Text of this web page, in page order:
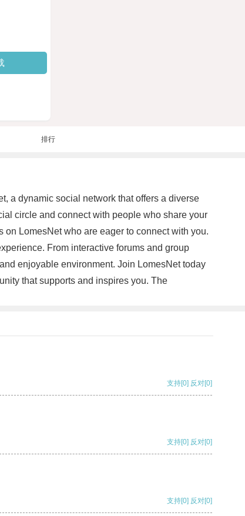
排行
a dynamic social network that offers a diverse
circle and connect with people who share your
LomesNet who are eager to connect with you.
From interactive forums and group
enjoyable environment. Join LomesNet today
that supports and inspires you. The
支持[0] 反对[0]
支持[0] 反对[0]
支持[0] 反对[0]